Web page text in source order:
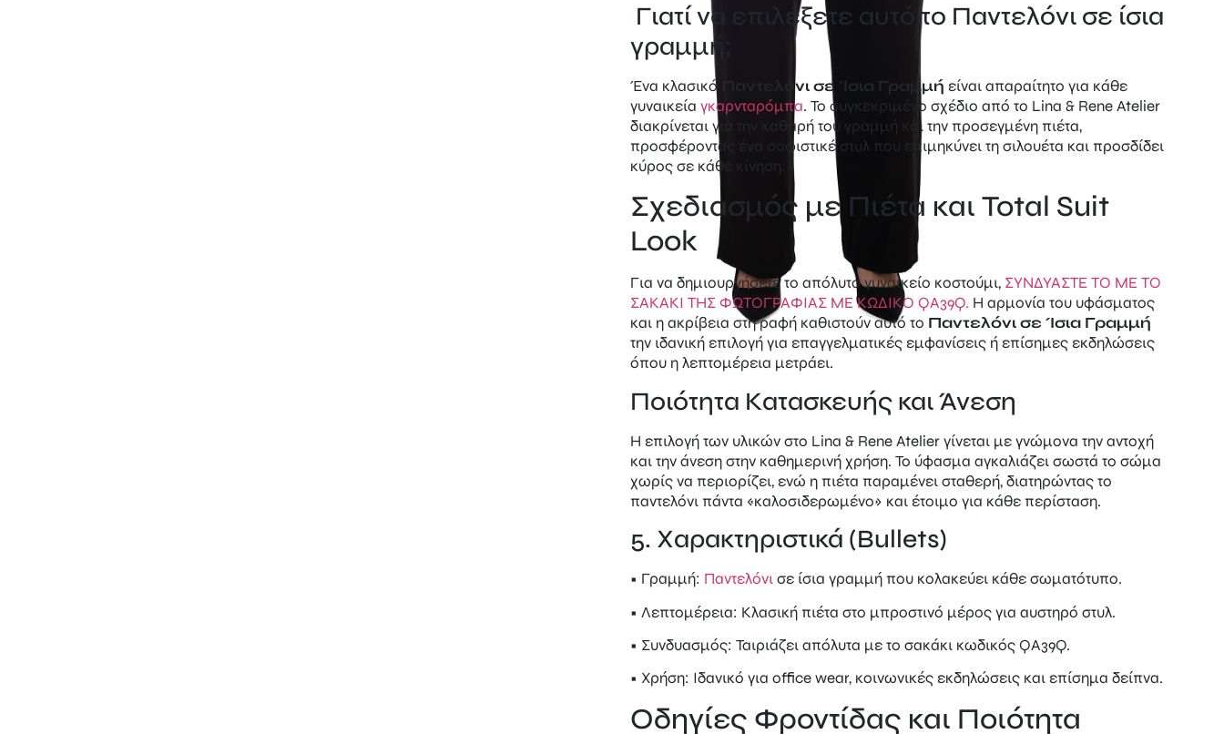
Γιατί να επιλέξετε αυτό το Παντελόνι σε ίσια
γραμμή;
Ένα κλασικό Παντελόνι σε Ίσια Γραμμή είναι απαραίτητο για κάθε
γυναικεία γκαρνταρόμπα. Το συγκεκριμένο σχέδιο από το Lina & Rene Atelier
διακρίνεται για την καθαρή του γραμμή και την προσεγμένη πιέτα,
προσφέροντας ένα σοφιστικέ στυλ που επιμηκύνει τη σιλουέτα και προσδίδει
κύρος σε κάθε κίνηση.
Σχεδιασμός με Πιέτα και Total Suit
Look
Για να δημιουργήσετε το απόλυτο γυναικείο κοστούμι, ΣΥΝΔΥΑΣΤΕ ΤΟ ΜΕ ΤΟ
ΣΑΚΑΚΙ ΤΗΣ ΦΩΤΟΓΡΑΦΙΑΣ ΜΕ ΚΩΔΙΚΟ QA39Q. Η αρμονία του υφάσματος
και η ακρίβεια στη ραφή καθιστούν αυτό το Παντελόνι σε Ίσια Γραμμή
την ιδανική επιλογή για επαγγελματικές εμφανίσεις ή επίσημες εκδηλώσεις
όπου η λεπτομέρεια μετράει.
Ποιότητα Κατασκευής και Άνεση
Η επιλογή των υλικών στο Lina & Rene Atelier γίνεται με γνώμονα την αντοχή
και την άνεση στην καθημερινή χρήση. Το ύφασμα αγκαλιάζει σωστά το σώμα
χωρίς να περιορίζει, ενώ η πιέτα παραμένει σταθερή, διατηρώντας το
παντελόνι πάντα «καλοσιδερωμένο» και έτοιμο για κάθε περίσταση.
5. Χαρακτηριστικά (Bullets)
• Γραμμή: Παντελόνισε ίσια γραμμή που κολακεύει κάθε σωματότυπο.
• Λεπτομέρεια: Κλασική πιέτα στο μπροστινό μέρος για αυστηρό στυλ.
• Συνδυασμός: Ταιριάζει απόλυτα με το σακάκι κωδικός QA39Q.
• Χρήση: Ιδανικό για office wear, κοινωνικές εκδηλώσεις και επίσημα δείπνα.
Οδηγίες Φροντίδας και Ποιότητα